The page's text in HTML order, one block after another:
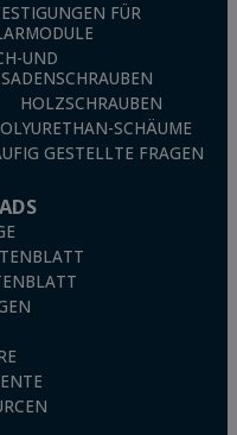
FÜR
UND
HOLZSCHRAUBEN
SCHÄUME
GESTELLTE FRAGEN